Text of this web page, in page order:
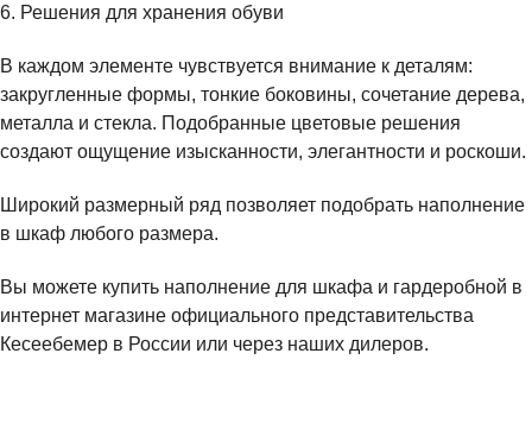
6. Решения для хранения обуви
В каждом элементе чувствуется внимание к деталям:
закругленные формы, тонкие боковины, сочетание дерева,
металла и стекла. Подобранные цветовые решения
создают ощущение изысканности, элегантности и роскоши.
Широкий размерный ряд позволяет подобрать наполнение
в шкаф любого размера.
Вы можете купить наполнение для шкафа и гардеробной в
интернет магазине официального представительства
Кесеебемер в России или через наших дилеров.